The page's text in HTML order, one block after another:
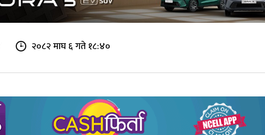
२०८२ माघ ६ गते १८:४०